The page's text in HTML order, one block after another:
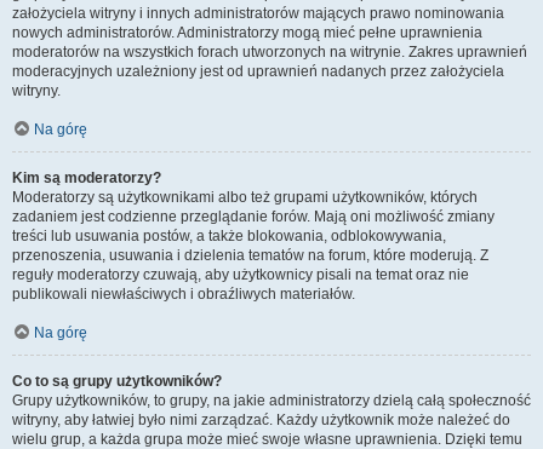
założyciela witryny i innych administratorów mających prawo nominowania
nowych administratorów. Administratorzy mogą mieć pełne uprawnienia
moderatorów na wszystkich forach utworzonych na witrynie. Zakres uprawnień
moderacyjnych uzależniony jest od uprawnień nadanych przez założyciela
witryny.
Na górę
Kim są moderatorzy?
Moderatorzy są użytkownikami albo też grupami użytkowników, których
zadaniem jest codzienne przeglądanie forów. Mają oni możliwość zmiany
treści lub usuwania postów, a także blokowania, odblokowywania,
przenoszenia, usuwania i dzielenia tematów na forum, które moderują. Z
reguły moderatorzy czuwają, aby użytkownicy pisali na temat oraz nie
publikowali niewłaściwych i obraźliwych materiałów.
Na górę
Co to są grupy użytkowników?
Grupy użytkowników, to grupy, na jakie administratorzy dzielą całą społeczność
witryny, aby łatwiej było nimi zarządzać. Każdy użytkownik może należeć do
wielu grup, a każda grupa może mieć swoje własne uprawnienia. Dzięki temu